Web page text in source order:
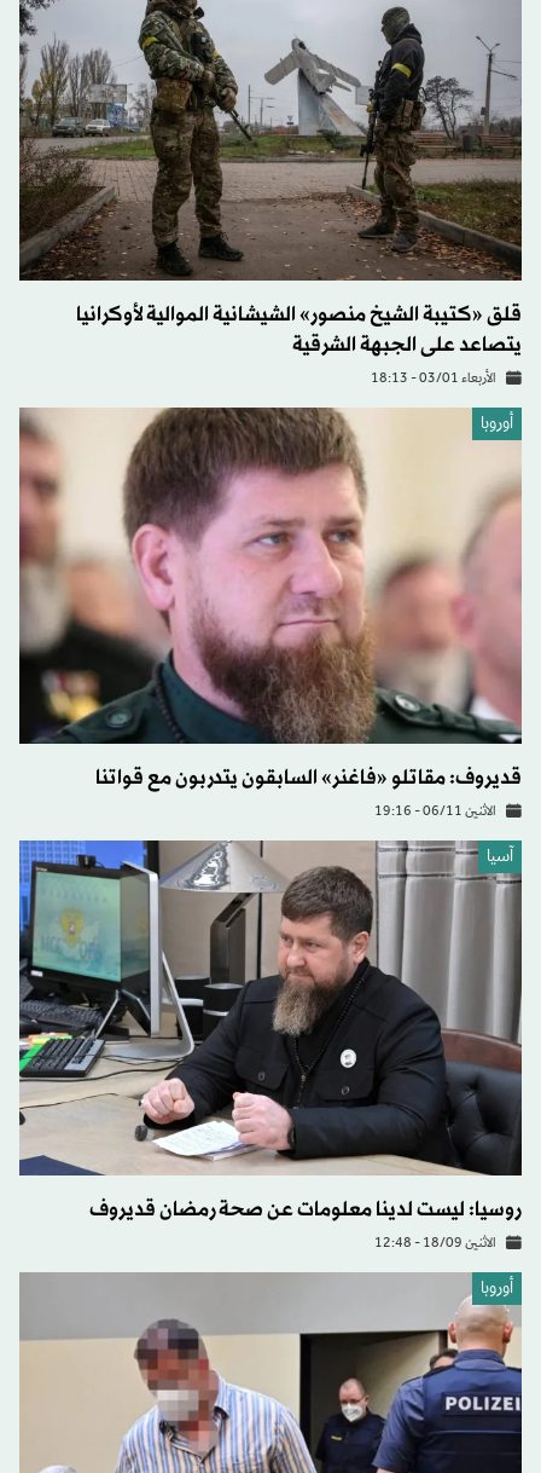
قلق «كتيبة الشيخ منصور» الشيشانية الموالية لأوكرانيا
يتصاعد على الجبهة الشرقية
الأربعاء 03/01 - 18:13
أوروبا
قديروف: مقاتلو «فاغنر» السابقون يتدربون مع قواتنا
الاثنين 06/11 - 19:16
آسيا
روسيا: ليست لدينا معلومات عن صحة رمضان قديروف
الاثنين 18/09 - 12:48
أوروبا